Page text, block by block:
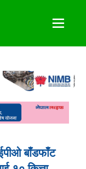
बाँडफाँट